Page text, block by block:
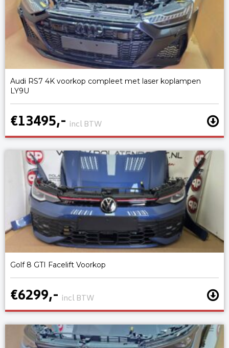
Audi RS7 4K voorkop compleet met laser koplampen
LY9U
€13495,- incl BTW
Golf 8 GTI Facelift Voorkop
€6299,- incl BTW